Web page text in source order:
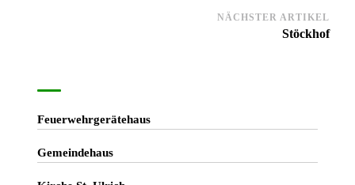
NÄCHSTER ARTIKEL
Stöckhof
Feuerwehrgerätehaus
Gemeindehaus